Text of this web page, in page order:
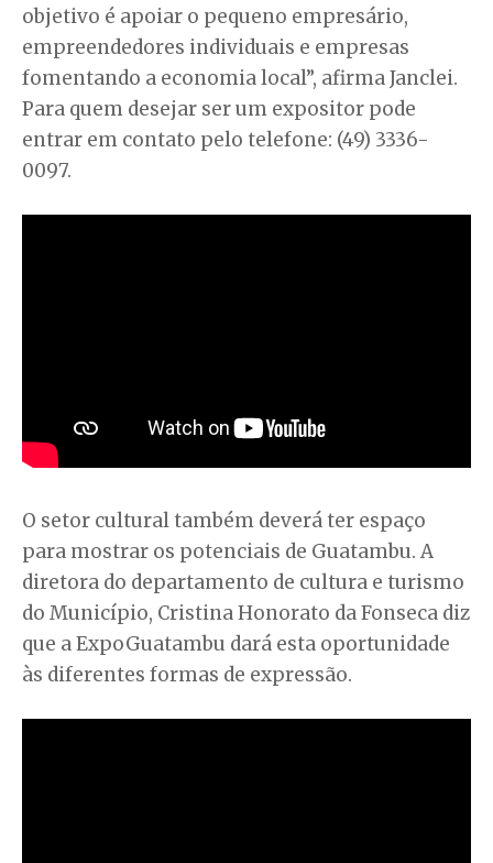
objetivo é apoiar o pequeno empresário,
empreendedores individuais e empresas
fomentando a economia local”, afirma Janclei.
Para quem desejar ser um expositor pode
entrar em contato pelo telefone: (49) 3336-
0097.
O setor cultural também deverá ter espaço
para mostrar os potenciais de Guatambu. A
diretora do departamento de cultura e turismo
do Município, Cristina Honorato da Fonseca diz
que a ExpoGuatambu dará esta oportunidade
às diferentes formas de expressão.